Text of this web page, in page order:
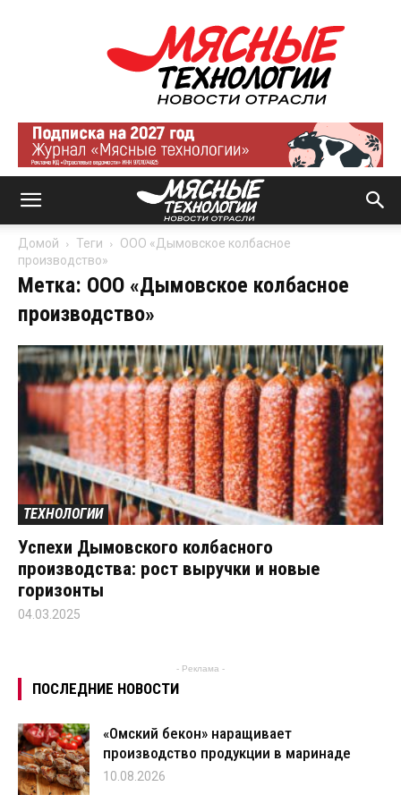
Мясные
технологии
|
Новости
отрасли
Домой Теги
ООО «Дымовское колбасное
производство»
Метка: ООО «Дымовское колбасное
производство»
ТЕХНОЛОГИИ
Успехи Дымовского колбасного
производства: рост выручки и новые
горизонты
04.03.2025
- Реклама -
ПОСЛЕДНИЕ НОВОСТИ
«Омский бекон» наращивает
производство продукции в маринаде
10.08.2026